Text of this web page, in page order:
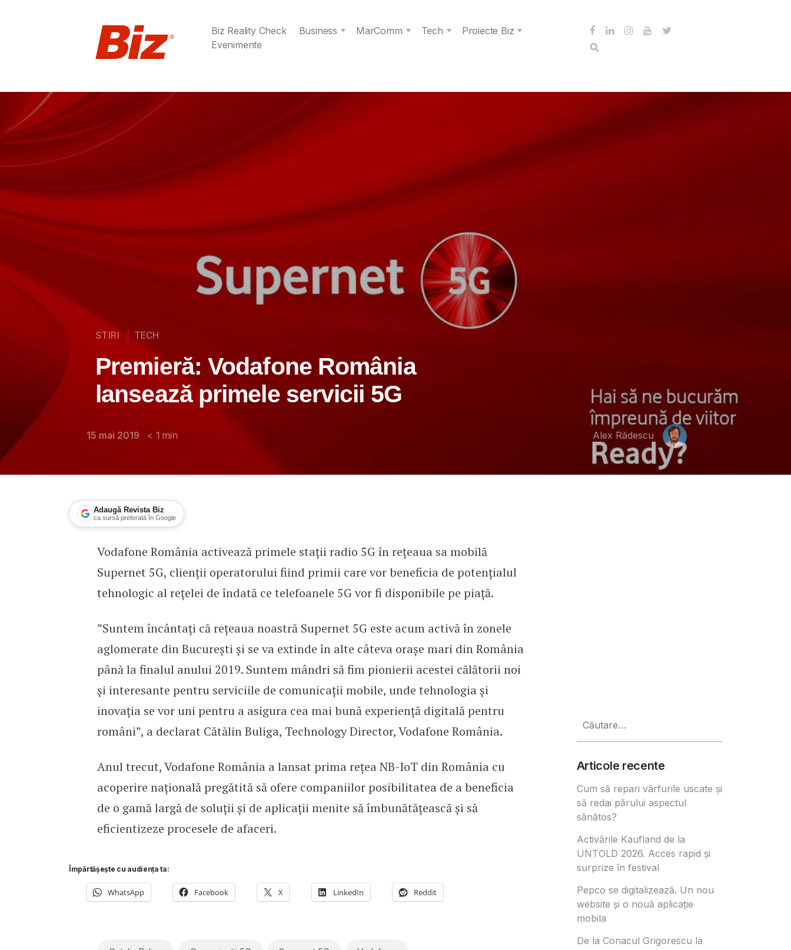
Biz Reality Check Business MarComm Tech
Proiecte Biz
Evenimente
STIRI TECH
Premieră: Vodafone România
lansează primele servicii 5G
15 mai 2019 < 1 min Alex Rădescu
Adaugă Revista Biz
ca sursă preferată în Google
Premieră: Vodafone România lansează primele servicii 5G
Vodafone România activează primele stații radio 5G în rețeaua sa mobilă
Supernet 5G, clienții operatorului fiind primii care vor beneficia de potențialul
tehnologic al rețelei de îndată ce telefoanele 5G vor fi disponibile pe piață.
”Suntem încântați că rețeaua noastră Supernet 5G este acum activă în zonele
aglomerate din București și se va extinde în alte câteva orașe mari din România
până la finalul anului 2019. Suntem mândri să fim pionierii acestei călătorii noi
și interesante pentru serviciile de comunicații mobile, unde tehnologia și
inovația se vor uni pentru a asigura cea mai bună experiență digitală pentru
români”, a declarat Cătălin Buliga, Technology Director, Vodafone România.
Anul trecut, Vodafone România a lansat prima rețea NB-IoT din România cu
acoperire națională pregătită să ofere companiilor posibilitatea de a beneficia
de o gamă largă de soluții și de aplicații menite să îmbunătățească şi să
eficientizeze procesele de afaceri.
Împărtășește cu audiența ta:
WhatsApp Facebook X LinkedIn Reddit
după:
Articole recente
Cum să repari vârfurile uscate și
să redai părului aspectul
sănătos?
Activările Kaufland de la
UNTOLD 2026. Acces rapid și
surprize în festival
Pepco se digitalizează. Un nou
website și o nouă aplicație
mobila
De la Conacul Grigorescu la